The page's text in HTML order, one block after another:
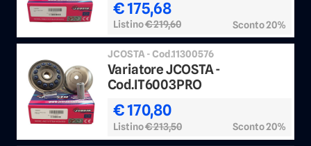
€ 175,68
Listino€ 219,60 Sconto 20%
JCOSTA - Cod.11300576
Variatore JCOSTA -
Cod.IT6003PRO
€ 170,80
Listino€ 213,50 Sconto 20%